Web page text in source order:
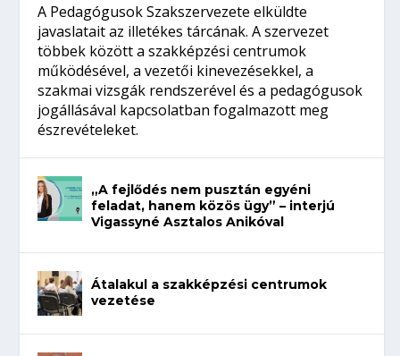
A Pedagógusok Szakszervezete elküldte
javaslatait az illetékes tárcának. A szervezet
többek között a szakképzési centrumok
működésével, a vezetői kinevezésekkel, a
szakmai vizsgák rendszerével és a pedagógusok
jogállásával kapcsolatban fogalmazott meg
észrevételeket.
„A fejlődés nem pusztán egyéni
feladat, hanem közös ügy” – interjú
Vigassyné Asztalos Anikóval
Átalakul a szakképzési centrumok
vezetése